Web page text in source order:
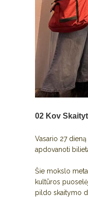
02 Kov
Vasario 27
apdovanoti
Šie mokslo
kultūros
pildo skaitymo